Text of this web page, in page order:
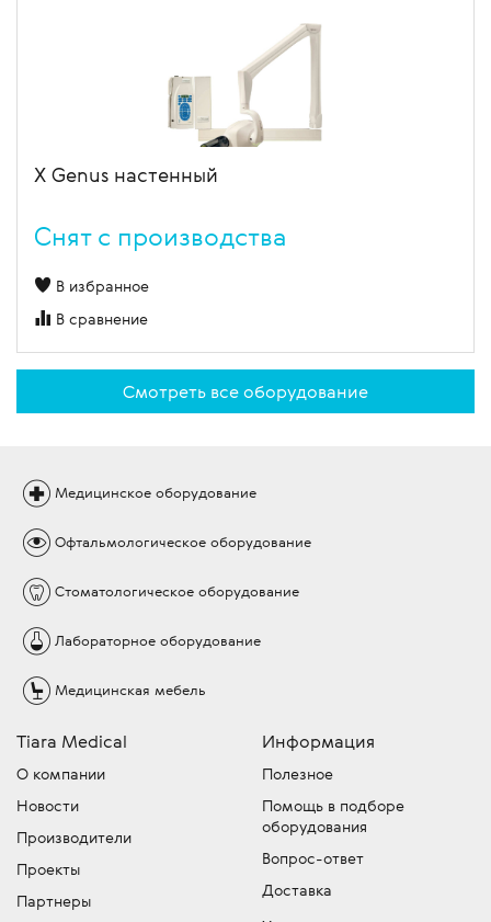
X Genus настенный
Cнят с производства
В избранное
В сравнение
Смотреть все оборудование
Медицинское оборудование
Офтальмологическое оборудование
Стоматологическое оборудование
Лабораторное оборудование
Медицинская мебель
Tiara Medical
О компании
Новости
Производители
Проекты
Партнеры
Информация
Полезное
Помощь в подборе
оборудования
Вопрос-ответ
Доставка